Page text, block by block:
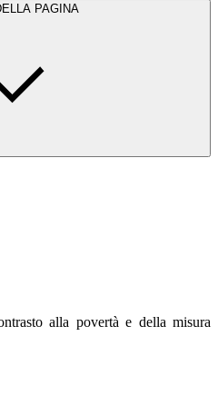
PAGINA
alla povertà e della misura